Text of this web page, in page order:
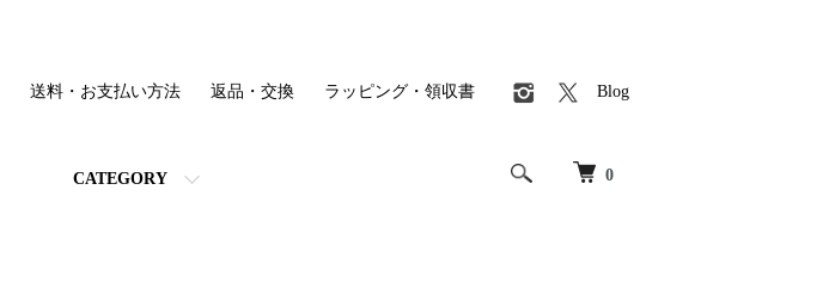
0
CATEGORY
送料・お支払い方法 返品・交換 ラッピング・領収書 Blog